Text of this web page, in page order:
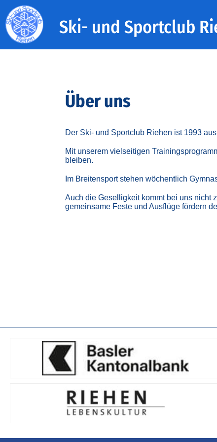
Ski- und Sportclub
Über uns
Der Ski- und Sportclub Riehen ist 1993
Mit unserem vielseitigen
bleiben.
Im Breitensport stehen wöchentlich
Auch die Geselligkeit kommt bei uns nicht
gemeinsame Feste und Ausflüge fördern